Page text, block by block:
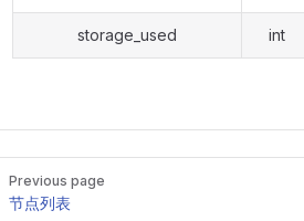
storage_used int
Pager
Previous page
节点列表